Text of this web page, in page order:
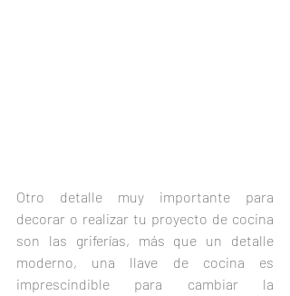
Otro detalle muy importante para
decorar o realizar tu proyecto de cocina
son las griferías, más que un detalle
moderno, una llave de cocina es
imprescindible para cambiar la